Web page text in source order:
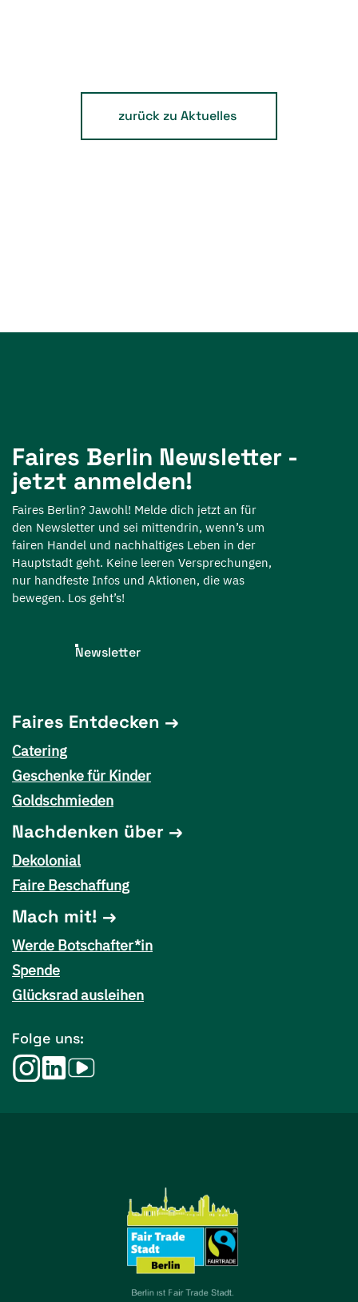
zurück zu Aktuelles
Faires Berlin Newsletter -
jetzt anmelden!
Faires Berlin? Jawohl! Melde dich jetzt an für
den Newsletter und sei mittendrin, wenn’s um
fairen Handel und nachhaltiges Leben in der
Hauptstadt geht. Keine leeren Versprechungen,
nur handfeste Infos und Aktionen, die was
bewegen. Los geht’s!
Newsletter
Faires Entdecken
Catering
Geschenke für Kinder
Goldschmieden
Nachdenken über
Dekolonial
Faire Beschaffung
Mach mit!
Werde Botschafter*in
Spende
Glücksrad ausleihen
Folge uns: